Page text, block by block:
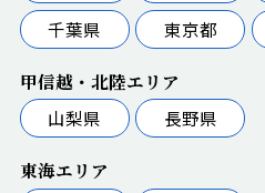
千葉県
東京都
甲信越・北陸エリア
山梨県
長野県
東海エリア